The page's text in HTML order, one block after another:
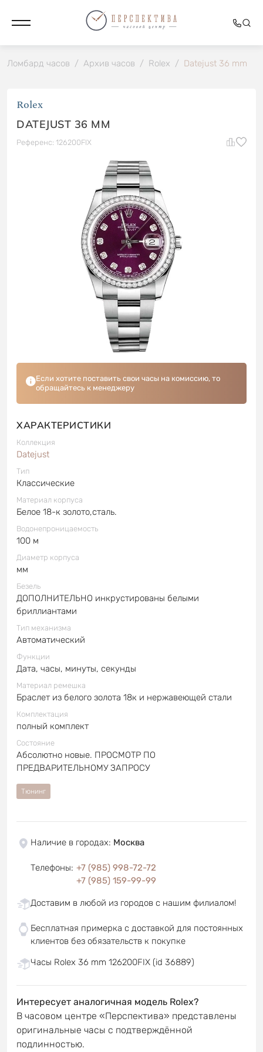
Ломбард часов / Архив часов / Rolex / Datejust 36 mm
Rolex
DATEJUST 36 MM
Референс: 126200FIX
Если хотите поставить свои часы на комиссию, то
обращайтесь к менеджеру
ХАРАКТЕРИСТИКИ
Коллекция
Datejust
Тип
Классические
Материал корпуса
Белое 18-к золото,сталь.
Водонепроницаемость
100 м
Диаметр корпуса
мм
Безель
ДОПОЛНИТЕЛЬНО инкрустированы белыми
бриллиантами
Тип механизма
Автоматический
Функции
Дата, часы, минуты, секунды
Материал ремешка
Браслет из белого золота 18к и нержавеющей стали
Комплектация
полный комплект
Состояние
Абсолютно новые. ПРОСМОТР ПО
ПРЕДВАРИТЕЛЬНОМУ ЗАПРОСУ
Тюнинг
Наличие в городах: Москва
Телефоны: +7 (985) 998-72-72
+7 (985) 159-99-99
Доставим в любой из городов с нашим филиалом!
Бесплатная примерка с доставкой для постоянных
клиентов без обязательств к покупке
Часы Rolex 36 mm 126200FIX (id 36889)
Интересует аналогичная модель Rolex?
В часовом центре «Перспектива» представлены
оригинальные часы с подтверждённой
подлинностью.